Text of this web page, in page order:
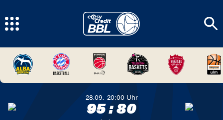
28.09. 20:00 Uhr
95:80